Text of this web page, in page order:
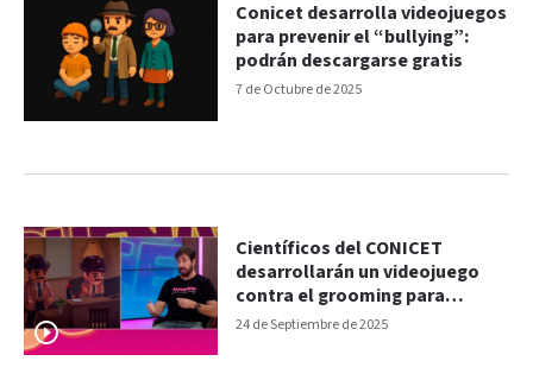
7 de Octubre de 2025
Conicet desarrolla videojuegos
para prevenir el “bullying”:
podrán descargarse gratis
24 de Septiembre de 2025
Científicos del CONICET
desarrollarán un videojuego
contra el grooming para
proteger a los niños